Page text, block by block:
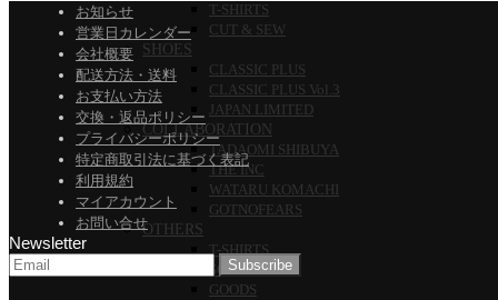
T-SHIRTS
CUT & SEW
SHOES
CLASSIC PLUS
CLASSIC PLUS Vol.3
JAPAN LIMITED
COLLABORATION
TADAOMI SHIBUYA
THE INC
WATARU KOMACHI
GOTNOFEARS
OTHERS
T-SHIRTS
SOCKS
GOODS
お知らせ
営業日カレンダー
会社概要
配送方法・送料
お支払い方法
交換・返品ポリシー
プライバシーポリシー
特定商取引法に基づく表記
利用規約
マイアカウント
お問い合せ
Newsletter